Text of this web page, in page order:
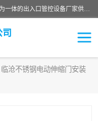
云南实名智科技有限公司是生产、销售、安装为一体的出入口管控设备厂家供应商。主营:电动伸缩门、道闸、广告道闸、重型空降闸、车牌识别、门禁通道、升降柱、岗亭、旗杆等智能设备。主营产品: 电动伸缩门,道闸门禁,车牌识别 生产、销售、安装为一体的出入口管控设备厂家源头供应商。
临沧不锈钢电动伸缩门安装